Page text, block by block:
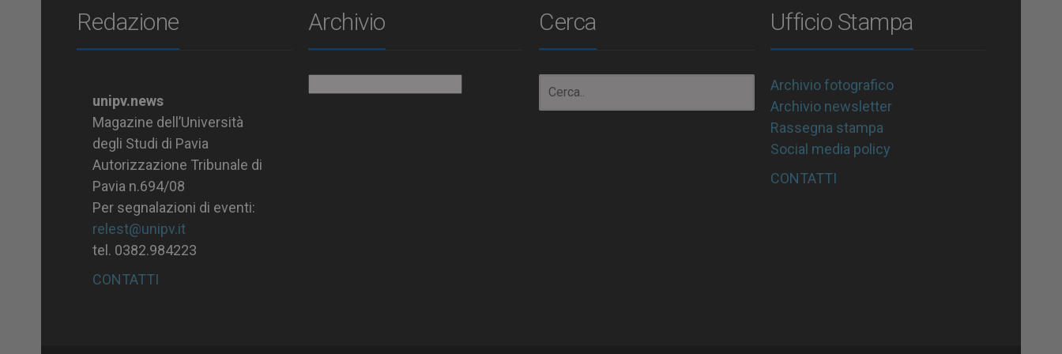
Redazione
unipv.news
Magazine dell’Università
degli Studi di Pavia
Autorizzazione Tribunale di
Pavia n.694/08
Per segnalazioni di eventi:
relest@unipv.it
tel. 0382.984223
CONTATTI
Archivio Cerca Ufficio Stampa
Archivio fotografico
Archivio newsletter
Rassegna stampa
Social media policy
CONTATTI